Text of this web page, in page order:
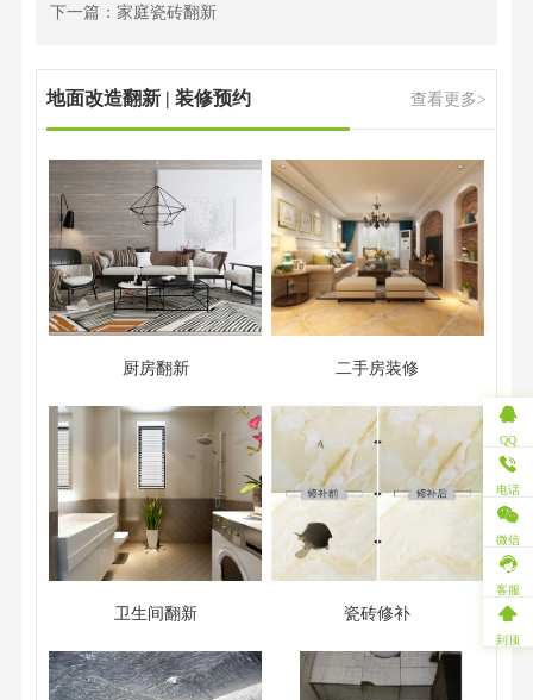
下一篇：家庭瓷砖翻新
地面改造翻新 | 装修预约 查看更多>
厨房翻新 二手房装修
卫生间翻新 瓷砖修补
QQ
电话
微信
客服
到顶